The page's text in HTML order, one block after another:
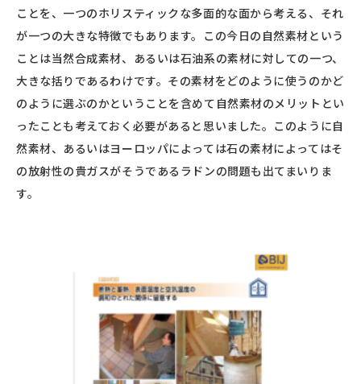
ことを、一つのホリスティックな多面的な面から考える、それ
が一つの大きな特徴でもあります。この今日の自然素材という
ことは当然合成素材、あるいは石油系の素材に対しての一つ、
大きな括りであるわけです。その素材をどのように使うのかど
のように選ぶのかということを含めて自然素材のメリットとい
ったことも考えておく必要があると思いました。このように自
然素材、あるいはヨーロッパによっては石の素材によってはそ
の放射性の貴ガスがそうであるラドンの問題も出てまいりま
す。